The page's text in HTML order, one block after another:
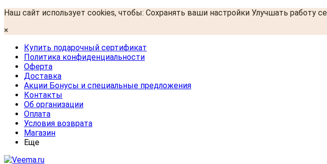
Наш сайт использует cookies, чтобы: Сохранять ваши настройки Улучшать работу
×
Купить подарочный сертификат
Политика конфиденциальности
Оферта
Доставка
Акции Бонусы и специальные предложения
Контакты
Об организации
Оплата
Условия возврата
Магазин
Еще